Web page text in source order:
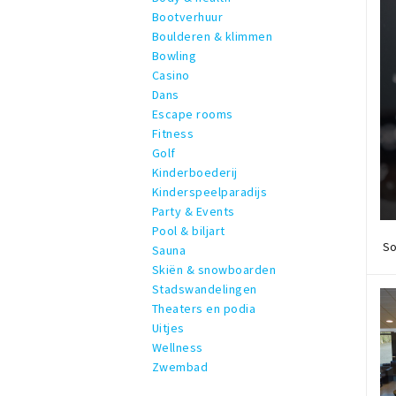
Bootverhuur
Boulderen & klimmen
Bowling
Casino
Dans
Escape rooms
Fitness
Golf
Kinderboederij
Kinderspeelparadijs
Party & Events
Pool & biljart
Sauna
Skiën & snowboarden
Stadswandelingen
Theaters en podia
Uitjes
Wellness
Zwembad